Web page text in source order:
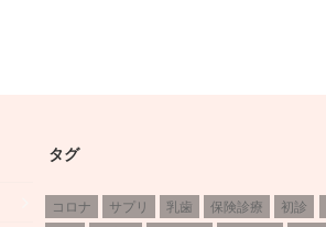
タグ
コロナ サプリ 乳歯 保険診療 初診